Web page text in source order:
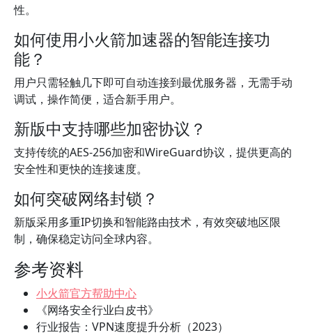
性。
如何使用小火箭加速器的智能连接功
能？
用户只需轻触几下即可自动连接到最优服务器，无需手动
调试，操作简便，适合新手用户。
新版中支持哪些加密协议？
支持传统的AES-256加密和WireGuard协议，提供更高的
安全性和更快的连接速度。
如何突破网络封锁？
新版采用多重IP切换和智能路由技术，有效突破地区限
制，确保稳定访问全球内容。
参考资料
小火箭官方帮助中心
《网络安全行业白皮书》
行业报告：VPN速度提升分析（2023）